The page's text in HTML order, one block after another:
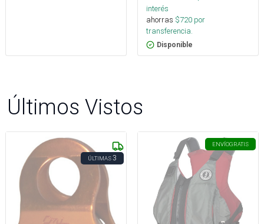
interés
ahorras $720 por
transferencia.
Disponible
Últimos Vistos
ÚLTIMAS3
ENVÍOGRATIS